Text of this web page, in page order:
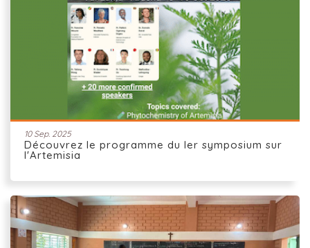
10 Sep. 2025
Découvrez le programme du Ier symposium sur
l'Artemisia